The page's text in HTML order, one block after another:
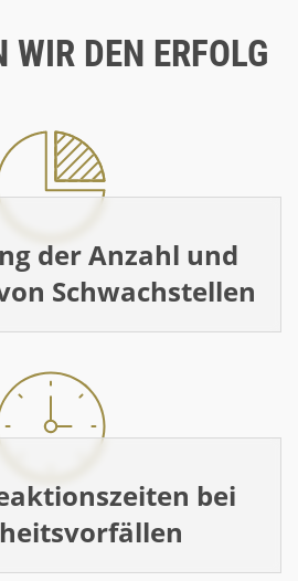
WIR DEN ERFOLG
der Anzahl und
Schwachstellen
bei